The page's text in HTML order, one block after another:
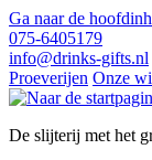
Ga naar de
075-6405179
info@drinks-gifts.nl
Proeverijen Onze
De slijterij met het